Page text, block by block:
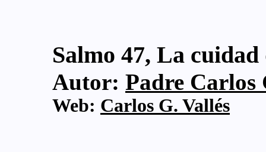
Salmo 47, La cuidad
Autor: Padre Carlos
Web: Carlos G. Vallés